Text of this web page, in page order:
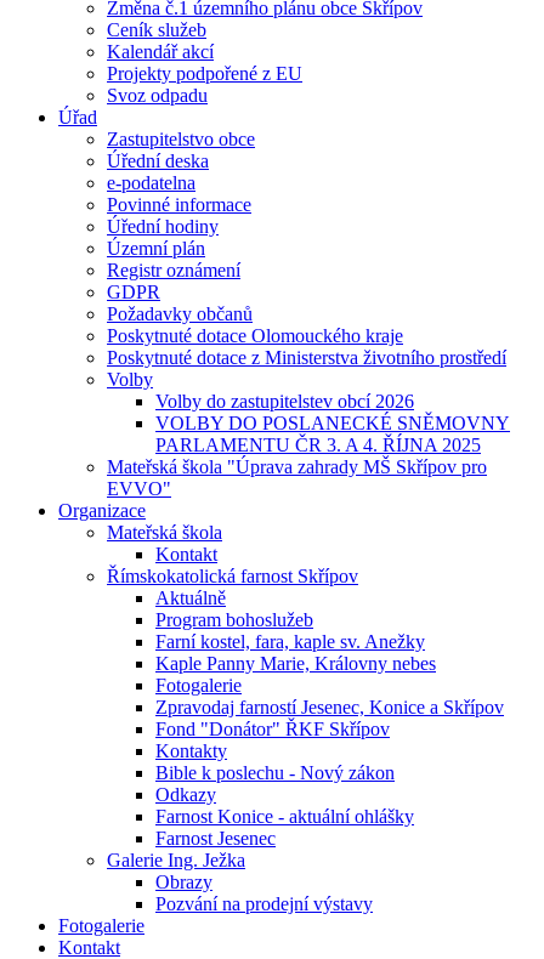
Změna č.1 územního plánu obce Skřípov
Ceník služeb
Kalendář akcí
Projekty podpořené z EU
Svoz odpadu
Úřad
Zastupitelstvo obce
Úřední deska
e-podatelna
Povinné informace
Úřední hodiny
Územní plán
Registr oznámení
GDPR
Požadavky občanů
Poskytnuté dotace Olomouckého kraje
Poskytnuté dotace z Ministerstva životního prostředí
Volby
Volby do zastupitelstev obcí 2026
VOLBY DO POSLANECKÉ SNĚMOVNY
PARLAMENTU ČR 3. A 4. ŘÍJNA 2025
Mateřská škola "Úprava zahrady MŠ Skřípov pro
EVVO"
Organizace
Mateřská škola
Kontakt
Římskokatolická farnost Skřípov
Aktuálně
Program bohoslužeb
Farní kostel, fara, kaple sv. Anežky
Kaple Panny Marie, Královny nebes
Fotogalerie
Zpravodaj farností Jesenec, Konice a Skřípov
Fond "Donátor" ŘKF Skřípov
Kontakty
Bible k poslechu - Nový zákon
Odkazy
Farnost Konice - aktuální ohlášky
Farnost Jesenec
Galerie Ing. Ježka
Obrazy
Pozvání na prodejní výstavy
Fotogalerie
Kontakt